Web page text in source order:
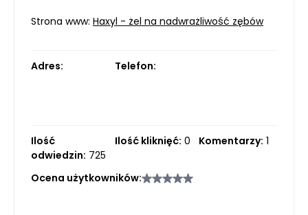
Strona www: Haxyl - żel na nadwrażliwość zębów
Adres: Telefon:
Ilość
odwiedzin: 725
Ilość kliknięć: 0 Komentarzy: 1
Ocena użytkowników: